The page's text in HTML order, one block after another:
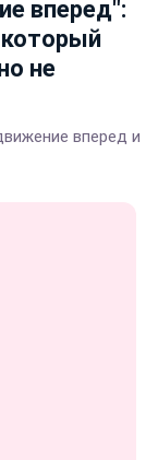
вперед":
который
не
вперед и